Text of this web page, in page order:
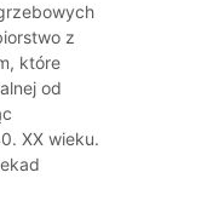
z
które
od
XX wieku.